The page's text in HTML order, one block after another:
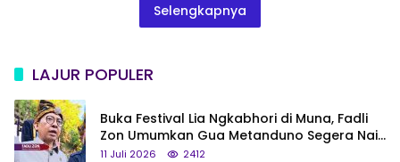
Selengkapnya
LAJUR POPULER
Buka Festival Lia Ngkabhori di Muna, Fadli
Zon Umumkan Gua Metanduno Segera Naik
Status Jadi Cagar Budaya Nasional
11 Juli 2026 2412